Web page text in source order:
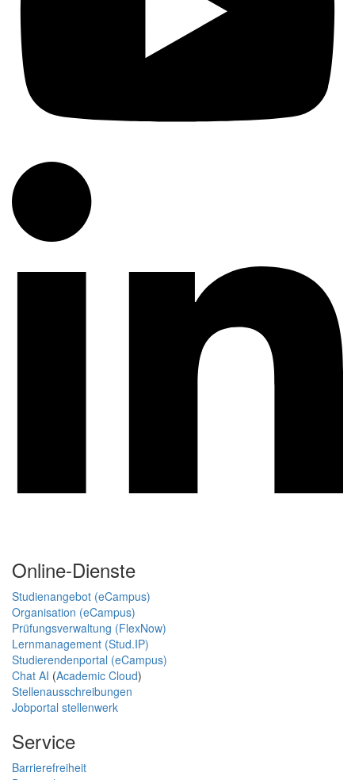
Online-Dienste
Studienangebot (eCampus)
Organisation (eCampus)
Prüfungsverwaltung (FlexNow)
Lernmanagement (Stud.IP)
Studierendenportal (eCampus)
Chat AI (Academic Cloud)
Stellenausschreibungen
Jobportal stellenwerk
Service
Barrierefreiheit